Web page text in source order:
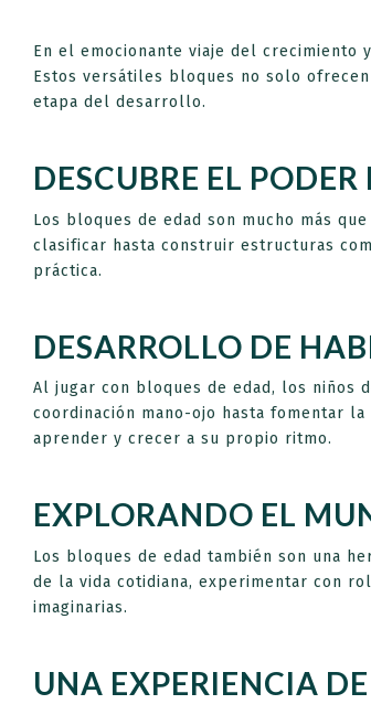
En el emocionante viaje del
Estos versátiles bloques no solo
etapa del desarrollo.
DESCUBRE EL
Los bloques de edad son mucho más
clasificar hasta construir estructuras
práctica.
DESARROLLO DE
Al jugar con bloques de edad, los niños
coordinación mano-ojo hasta fomentar
aprender y crecer a su propio ritmo.
EXPLORANDO EL
Los bloques de edad también son una
de la vida cotidiana, experimentar con
imaginarias.
UNA EXPERIENCIA